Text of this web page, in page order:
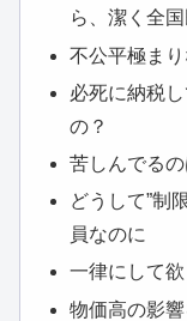
ら、潔く全
不公平極ま
必死に納税
の？
苦しんでる
どうして”制
員なのに
一律にして
物価高の影